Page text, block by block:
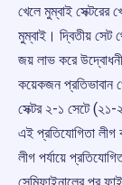
খেলে মুম্বাই
মুম্বাই। দ্বিতীয় সেট
জয় লাভ করে
কয়েকজন প্রতিভাবান
সেক্টর ২-‌১ সেটে
এই প্রতিযোগিতা লীগ
লীগ পর্যায়ে